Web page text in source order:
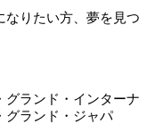
なりたい方、夢を見つ
グランド・インターナ
グランド・ジャパ